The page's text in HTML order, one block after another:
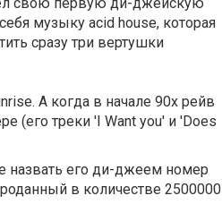
музыку acid house, которая
сразу три вертушки
А когда в начале 90х рейв
(его треки 'I Want you' и 'Does
назвать его ди-джеем номер
в количестве 2500000